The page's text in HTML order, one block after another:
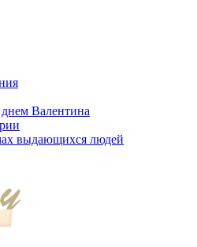
Валентина
выдающихся людей